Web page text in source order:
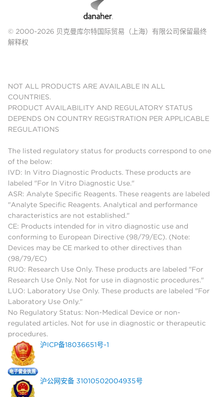
© 2000-2026 贝克曼库尔特国际贸易（上海）有限公司保留最终
解释权
NOT ALL PRODUCTS ARE AVAILABLE IN ALL
COUNTRIES.
PRODUCT AVAILABILITY AND REGULATORY STATUS
DEPENDS ON COUNTRY REGISTRATION PER APPLICABLE
REGULATIONS
The listed regulatory status for products correspond to one
of the below:
IVD: In Vitro Diagnostic Products. These products are
labeled "For In Vitro Diagnostic Use."
ASR: Analyte Specific Reagents. These reagents are labeled
"Analyte Specific Reagents. Analytical and performance
characteristics are not established."
CE: Products intended for in vitro diagnostic use and
conforming to European Directive (98/79/EC). (Note:
Devices may be CE marked to other directives than
(98/79/EC)
RUO: Research Use Only. These products are labeled "For
Research Use Only. Not for use in diagnostic procedures."
LUO: Laboratory Use Only. These products are labeled "For
Laboratory Use Only."
No Regulatory Status: Non-Medical Device or non-
regulated articles. Not for use in diagnostic or therapeutic
procedures.
沪ICP备18036651号-1
沪公网安备 31010502004935号